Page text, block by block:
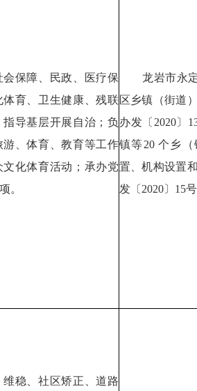
保障、民政、医疗保
育、卫生健康、残联
导基层开展自治；负
、体育、教育等工作
化体育活动；承办党
。
龙岩市永定
区乡镇（街道
办发〔2020〕
镇等20 个乡
置、机构设置
发〔2020〕15号
稳、社区矫正、道路